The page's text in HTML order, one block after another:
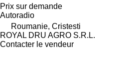
Prix sur demande
Autoradio
Roumanie, Cristesti
ROYAL DRU AGRO S.R.L.
Contacter le vendeur